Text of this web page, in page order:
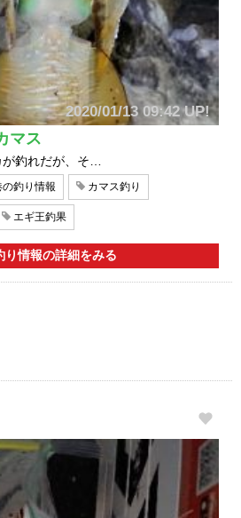
2020/01/13 09:42 UP!
マス
釣れだが、そ…
の釣り情報 カマス釣り
エギ王釣果
り情報の詳細をみる